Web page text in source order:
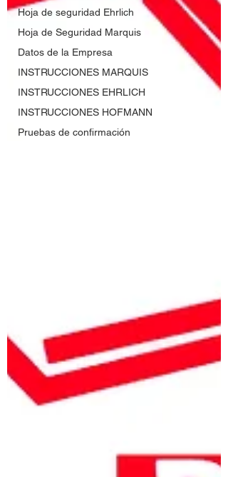
Hoja de seguridad Ehrlich
Hoja de Seguridad Marquis
Datos de la Empresa
INSTRUCCIONES MARQUIS
INSTRUCCIONES EHRLICH
INSTRUCCIONES HOFMANN
Pruebas de confirmación